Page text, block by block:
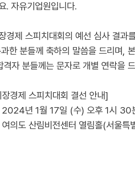
. 자유기업원입니다.
경제 스피치대회의 예선 심사 결과
한 분들께 축하의 말씀을 드리며,
격자 분들께는 문자로 개별 연락을
경제 스피치대회 결선 안내]
년 1월 17일 (수) 오후 1시 30
도 산림비전센터 열림홀(서울특